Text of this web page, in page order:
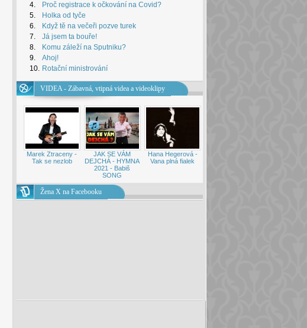
4.
Proč registrace k očkování na Covid?
5.
Holka od tyče
6.
Když tě na večeři pozve turek
7.
Já jsem ta bouře!
8.
Komu záleží na Sputniku?
9.
Ahoj!
10. Rotační ministrování
VIDEA - Zábavná, vtipná videa a videoklipy
Hana Hegerová -
Vana plná fialek
JAK SE VÁM
DEJCHÁ - HYMNA
2021 - Babiš
SONG
Marek Ztraceny -
Tak se nezlob
Žena X na Facebooku